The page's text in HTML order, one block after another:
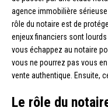
agence immobilière
rôle du notaire est de
enjeux financiers sont
vous échappez au notaire
vous ne pourrez pas vous
vente authentique. Ensuite,
Le rôle du